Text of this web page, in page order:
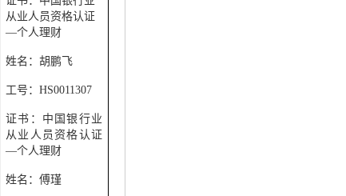
从业人员资格认证
—个人理财
姓名：胡鹏飞
工号：HS0011307
证书：中国银行业
从业人员资格认证
—个人理财
姓名：傅瑾